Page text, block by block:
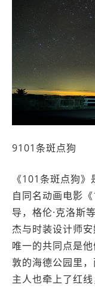
9101条斑点狗
《101条斑点狗
自同名动画电影
导，格伦·克洛斯
杰与时装设计师
唯一的共同点是
敦的海德公园里
主人也牵上了红